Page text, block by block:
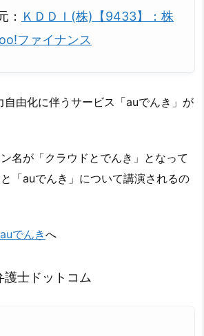
： ＫＤＤＩ(株)【9433】：株
ファイナンス
自由化に伴うサービス「auでんき」が
名が「クラウドとでんき」となって
「auでんき」について講演されるの
auでんきへ
護士ドットコム